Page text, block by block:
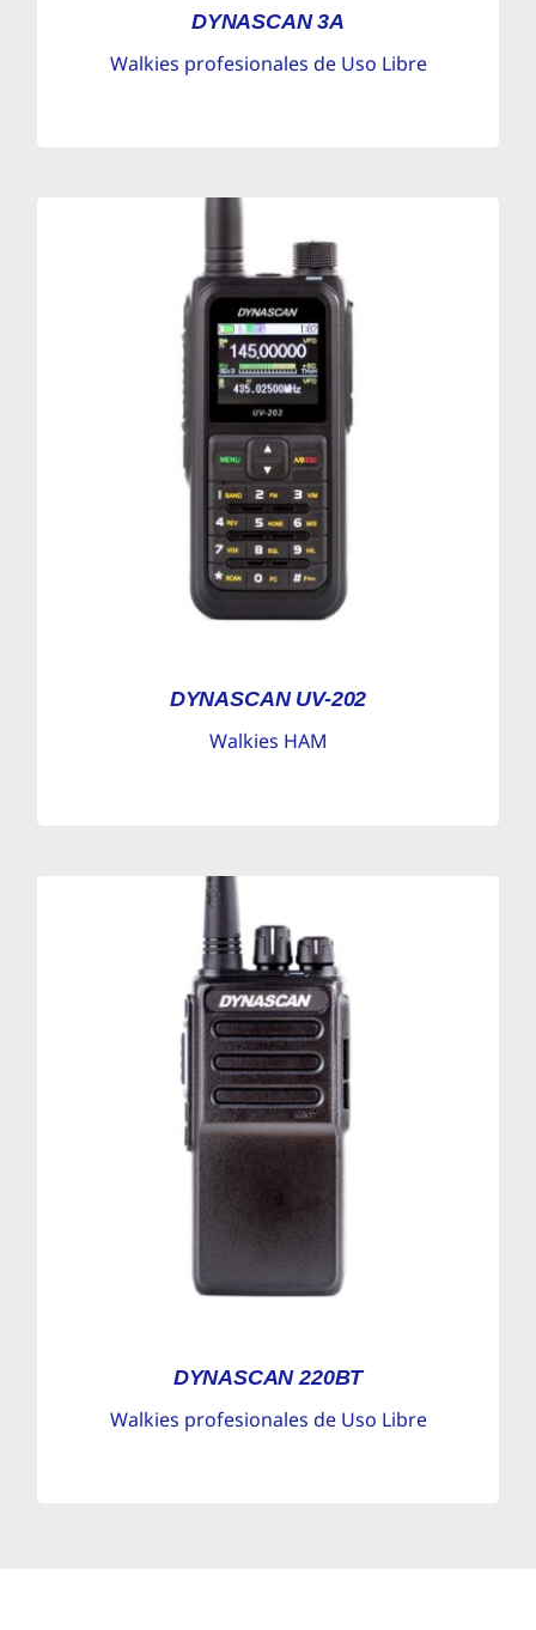
DYNASCAN 3A
Walkies profesionales de Uso Libre
DYNASCAN UV-202
Walkies HAM
DYNASCAN 220BT
Walkies profesionales de Uso Libre